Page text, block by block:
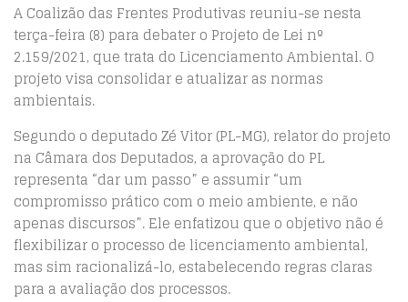
A Coalizão das Frentes Produtivas reuniu-se nesta
terça-feira (8) para debater o Projeto de Lei nº
2.159/2021, que trata do Licenciamento Ambiental. O
projeto visa consolidar e atualizar as normas
ambientais.
Segundo o deputado Zé Vitor (PL-MG), relator do projeto
na Câmara dos Deputados, a aprovação do PL
representa “dar um passo” e assumir “um
compromisso prático com o meio ambiente, e não
apenas discursos”. Ele enfatizou que o objetivo não é
flexibilizar o processo de licenciamento ambiental,
mas sim racionalizá-lo, estabelecendo regras claras
para a avaliação dos processos.